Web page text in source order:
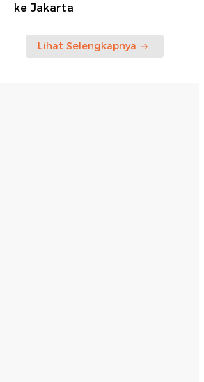
ke Jakarta
Lihat Selengkapnya